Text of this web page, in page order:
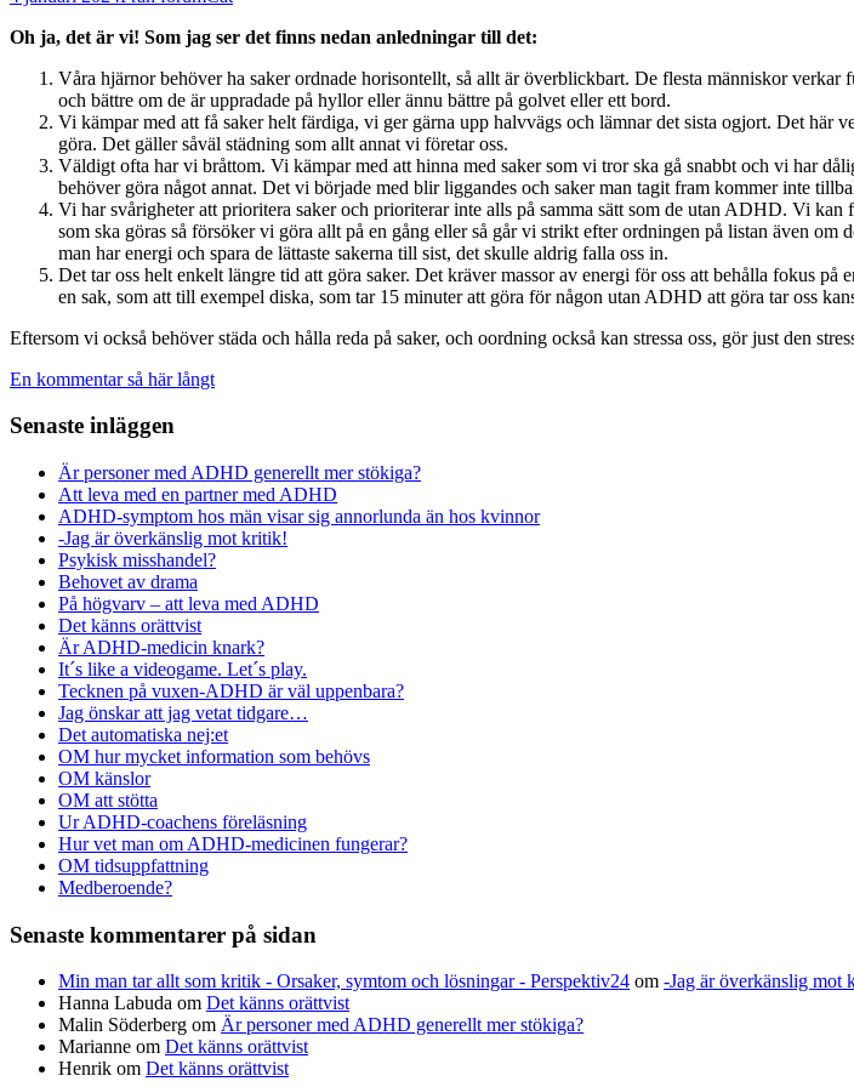
Oh ja, det är vi! Som jag ser det finns nedan anledningar till det:
Våra hjärnor behöver ha saker ordnade horisontellt, så allt är överblickbart. De flesta människor verkar
och bättre om de är uppradade på hyllor eller ännu bättre på golvet eller ett bord.
Vi kämpar med att få saker helt färdiga, vi ger gärna upp halvvägs och lämnar det sista ogjort. Det
göra. Det gäller såväl städning som allt annat vi företar oss.
Väldigt ofta har vi bråttom. Vi kämpar med att hinna med saker som vi tror ska gå snabbt och vi har
behöver göra något annat. Det vi började med blir liggandes och saker man tagit fram kommer inte
Vi har svårigheter att prioritera saker och prioriterar inte alls på samma sätt som de utan ADHD. Vi
som ska göras så försöker vi göra allt på en gång eller så går vi strikt efter ordningen på listan även
man har energi och spara de lättaste sakerna till sist, det skulle aldrig falla oss in.
Det tar oss helt enkelt längre tid att göra saker. Det kräver massor av energi för oss att behålla fokus
en sak, som att till exempel diska, som tar 15 minuter att göra för någon utan ADHD att göra tar oss
Eftersom vi också behöver städa och hålla reda på saker, och oordning också kan stressa oss, gör just den
En kommentar så här långt
Senaste inläggen
Är personer med ADHD generellt mer stökiga?
Att leva med en partner med ADHD
ADHD-symptom hos män visar sig annorlunda än hos kvinnor
-Jag är överkänslig mot kritik!
Psykisk misshandel?
Behovet av drama
På högvarv – att leva med ADHD
Det känns orättvist
Är ADHD-medicin knark?
It´s like a videogame. Let´s play.
Tecknen på vuxen-ADHD är väl uppenbara?
Jag önskar att jag vetat tidgare…
Det automatiska nej:et
OM hur mycket information som behövs
OM känslor
OM att stötta
Ur ADHD-coachens föreläsning
Hur vet man om ADHD-medicinen fungerar?
OM tidsuppfattning
Medberoende?
Senaste kommentarer på sidan
Min man tar allt som kritik - Orsaker, symtom och lösningar - Perspektiv24 om -Jag är överkänslig mot
Hanna Labuda om Det känns orättvist
Malin Söderberg om Är personer med ADHD generellt mer stökiga?
Marianne om Det känns orättvist
Henrik om Det känns orättvist